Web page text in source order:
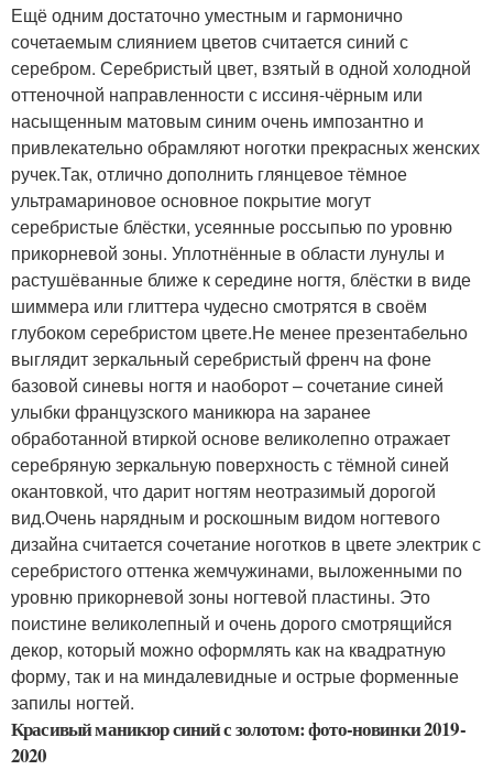
Ещё одним достаточно уместным и гармонично
сочетаемым слиянием цветов считается синий с
серебром. Серебристый цвет, взятый в одной холодной
оттеночной направленности с иссиня-чёрным или
насыщенным матовым синим очень импозантно и
привлекательно обрамляют ноготки прекрасных женских
ручек.Так, отлично дополнить глянцевое тёмное
ультрамариновое основное покрытие могут
серебристые блёстки, усеянные россыпью по уровню
прикорневой зоны. Уплотнённые в области лунулы и
растушёванные ближе к середине ногтя, блёстки в виде
шиммера или глиттера чудесно смотрятся в своём
глубоком серебристом цвете.Не менее презентабельно
выглядит зеркальный серебристый френч на фоне
базовой синевы ногтя и наоборот – сочетание синей
улыбки французского маникюра на заранее
обработанной втиркой основе великолепно отражает
серебряную зеркальную поверхность с тёмной синей
окантовкой, что дарит ногтям неотразимый дорогой
вид.Очень нарядным и роскошным видом ногтевого
дизайна считается сочетание ноготков в цвете электрик с
серебристого оттенка жемчужинами, выложенными по
уровню прикорневой зоны ногтевой пластины. Это
поистине великолепный и очень дорого смотрящийся
декор, который можно оформлять как на квадратную
форму, так и на миндалевидные и острые форменные
запилы ногтей.
Красивый маникюр синий с золотом: фото-новинки 2019-
2020